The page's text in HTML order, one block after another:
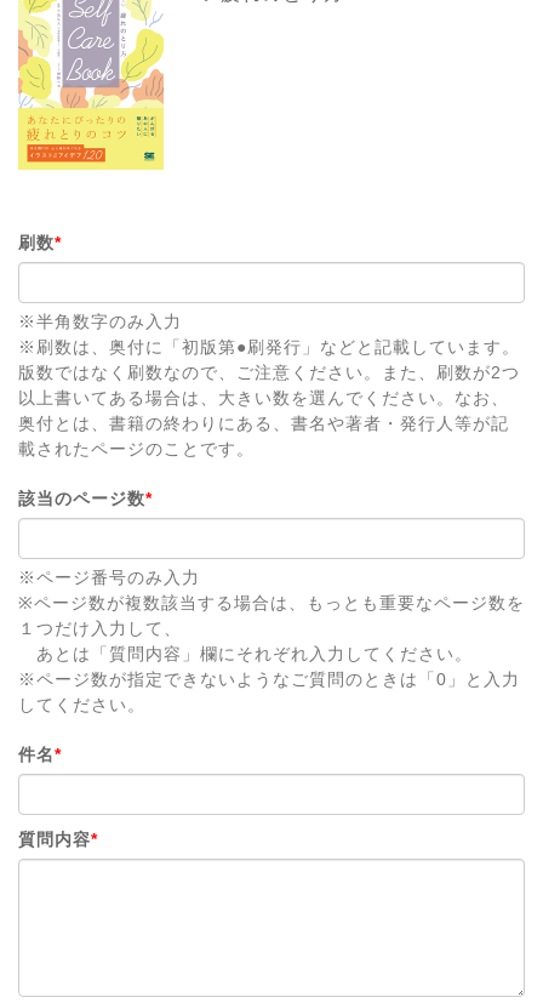
刷数*
※半角数字のみ入力
※刷数は、奥付に「初版第●刷発行」などと記載しています。
版数ではなく刷数なので、ご注意ください。また、刷数が2つ
以上書いてある場合は、大きい数を選んでください。なお、
奥付とは、書籍の終わりにある、書名や著者・発行人等が記
載されたページのことです。
該当のページ数*
※ページ番号のみ入力
※ページ数が複数該当する場合は、もっとも重要なページ数を
１つだけ入力して、
あとは「質問内容」欄にそれぞれ入力してください。
※ページ数が指定できないようなご質問のときは「0」と入力
してください。
件名*
質問内容*